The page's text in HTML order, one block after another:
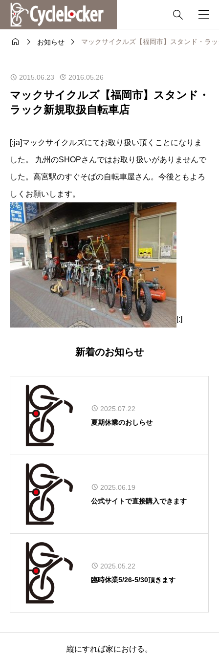

  お知らせ  マックサイクルズ【福岡市】スタンド・ラ
2015.06.23 2016.05.26
マックサイクルズ【福岡市】スタンド・
ラック新規取扱自転車店
[:ja]マックサイクルズにてお取り扱い頂くことになりま
した。 九州のSHOPさんではお取り扱いがありませんで
した。高宮駅のすぐそばの自転車屋さん。今後ともよろ
しくお願いします。
[:]
新着のお知らせ
2025.07.22
夏期休業のおしらせ
2025.06.19
公式サイトで直接購入できます
2025.05.22
臨時休業5/26-5/30頂きます
縦にすれば家における。